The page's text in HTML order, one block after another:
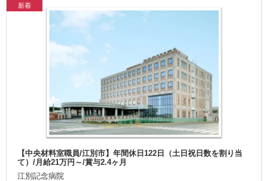
新着
【中央材料室職員/江別市】年間休日122日（土日祝日数を割り当
て）/月給21万円～/賞与2.4ヶ月
江別記念病院